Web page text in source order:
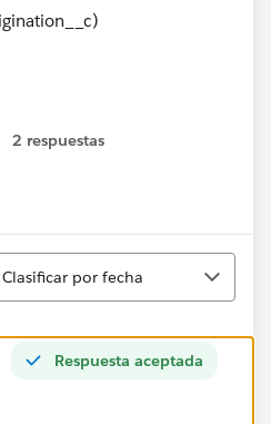
2 respuestas
Clasificar por fecha
Respuesta aceptada